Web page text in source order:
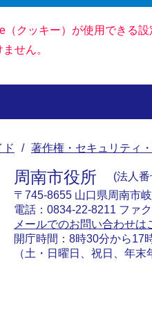
（クッキー）が使用できる
せん。
ド 著作権・セキュリティ
周南市役所
法人
〒745-8655 山口県周南市
電話：0834-22-8211 ファ
メールでのお問い合わせは
開庁時間：8時30分から17
（土・日曜日、祝日、年末